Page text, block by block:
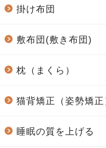
掛け布団
敷布団(敷き布団)
枕（まくら）
猫背矯正（姿勢矯正
睡眠の質を上げる